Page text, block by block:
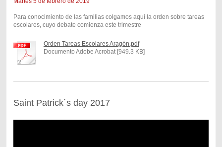
Para conocimiento de las familias colgamos aquí la orden sobre tareas
escolares, cuyo debate comienza este trimestre
Orden Tareas Escolares Aragón.pdf
Documento Adobe Acrobat [949.3 KB]
Saint Patrick´s day 2017